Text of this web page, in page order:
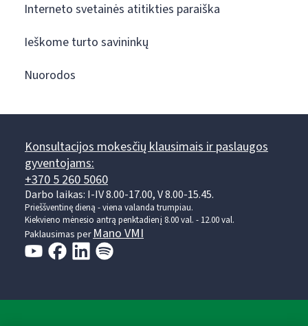
Interneto svetainės atitikties paraiška
Ieškome turto savininkų
Nuorodos
Konsultacijos mokesčių klausimais ir paslaugos
gyventojams:
+370 5 260 5060
Darbo laikas: I-IV 8.00-17.00, V 8.00-15.45.
Prieššventinę dieną - viena valanda trumpiau.
Kiekvieno mėnesio antrą penktadienį 8.00 val. - 12.00 val.
Paklausimas perMano VMI